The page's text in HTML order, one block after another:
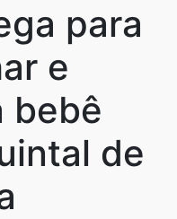
para
e
bebê
de